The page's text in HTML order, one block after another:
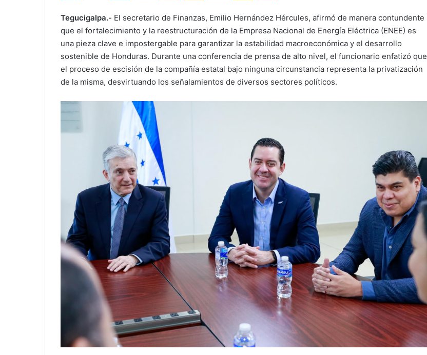
Tegucigalpa.- El secretario de Finanzas, Emilio Hernández Hércules, afirmó de manera contundente
que el fortalecimiento y la reestructuración de la Empresa Nacional de Energía Eléctrica (ENEE) es
una pieza clave e impostergable para garantizar la estabilidad macroeconómica y el desarrollo
sostenible de Honduras. Durante una conferencia de prensa de alto nivel, el funcionario enfatizó que
el proceso de escisión de la compañía estatal bajo ninguna circunstancia representa la privatización
de la misma, desvirtuando los señalamientos de diversos sectores políticos.